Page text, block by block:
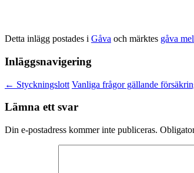
Detta inlägg postades i Gåva och märktes gåva
Inläggsnavigering
← Styckningslott Vanliga frågor gällande
Lämna ett svar
Din e-postadress kommer inte publiceras.